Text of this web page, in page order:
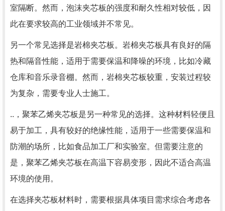
室隔断。然而，泡沫夹芯板的强度和耐久性相对较低，因
此在要求较高的工业领域并不常见。
另一个常见选择是岩棉夹芯板。岩棉夹芯板具有良好的隔
热和隔音性能，适用于需要保温和降噪的环境，比如冷藏
仓库和音乐录音棚。然而，岩棉夹芯板较重，安装过程较
为复杂，需要专业人士施工。
..，聚苯乙烯夹芯板是另一种常见的选择。这种材料轻便且
易于加工，具有较好的绝缘性能，适用于一些需要保温和
防潮的场所，比如食品加工厂和实验室。但需要注意的
是，聚苯乙烯夹芯板在高温下容易变形，因此不适合高温
环境的使用。
在选择夹芯板材料时，需要根据具体项目需求综合考虑各